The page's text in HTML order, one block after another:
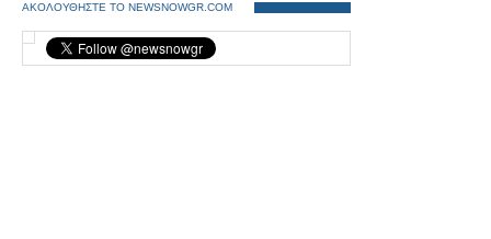
ΑΚΟΛΟΥΘΗΣΤΕ ΤΟ NEWSNOWGR.COM